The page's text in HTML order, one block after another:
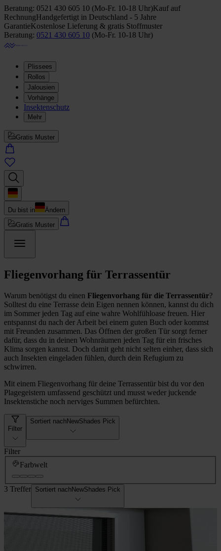
Beratung: 0521 430 605 10 (Mo-Fr. 10-18 Uhr)Kauf auf
RechnungHandgefertigt in Deutschland - 5 Jahre
GarantieKostenlose Lieferung & gratis Stoffmuster
Beratung: 0521 430 605 10 (Mo-Fr. 10-18 Uhr)
Plissees
Rollos
Jalousien
Vorhänge
Insektenschutz
Mehr
Gratis Muster
Du bist in
Ändern
Gratis Muster
Fliegenvorhang für Terrassentür
Warum benötigst du einen Fliegenvorhang für die Terrassentür?
Solltest du eine Terrasse dein Eigen nennen können, kannst du dich
im Sommer jeden Tag auf eine wahre Wohlfühloase freuen. Hier
entspannst du nach der Arbeit bei einem guten Buch oder kommst
mit Freunden zusammen. Das Öffnen der großen Tür sorgt ferner
dafür, dass du in deinen Wohnräumen jeden Tag für ein frisches
Klima sorgen kannst. Doch damit geht nicht selten einher, dass sich
auch Insekten eingeladen fühlen, durch dein Refugium zu
schwirren.
Mit einem Fliegenvorhang für deine Terrassentür bist du vor den
Plagegeistern umfassend geschützt und musst weder juckende
Insektenstiche noch nerviges Summen befürchten.
Filter
Sortiert nachNewShades Pick
Filter
Farbwelt
3 Treffer Sortiert nachNewShades Pick